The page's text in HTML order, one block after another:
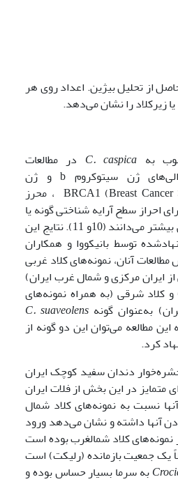
حاصل از تحلیل بیژین. اعداد روی هر
زیرکلاد را نشان می‌دهد.
به C. caspica در مطالعات
انجام‌گرفته بر روی توالی‌های ژن سیتوکروم b و ژن
هسته‌ایBRCA1 (Breast Cancer Susceptibility 1) ، محرز
احراز سطح آرایه شناختی گونه یا
زیرگونه را منوط به بررسی بیشتر می‌دانند (10و 11). نتایج این
توسط بانیکووا و همکاران
براساس مطالعات آنان، نمونه‌های کلاد غربی
از ایران مرکزی و شمال غرب ایران)
و کلاد شرقی (به همراه نمونه‌های
به‌عنوان گونه C. suaveolens
مطالعه می‌توان این دو گونه از
کرد.
دندان سفید کوچک ایران
متمایز در این بخش از فلات ایران
نسبت به نمونه‌های کلاد شمال
آنها داشته و نشان می‌دهد ورود
نمونه‌های کلاد شمال­غرب بوده است
یک جمعیت بازمانده (رلیکت) است
به سرما بسیار حساس بوده و